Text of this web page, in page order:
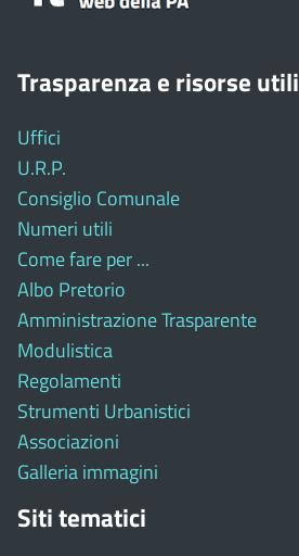
Trasparenza e risorse utili
Uffici
U.R.P.
Consiglio Comunale
Numeri utili
Come fare per ...
Albo Pretorio
Amministrazione Trasparente
Modulistica
Regolamenti
Strumenti Urbanistici
Associazioni
Galleria immagini
Siti tematici